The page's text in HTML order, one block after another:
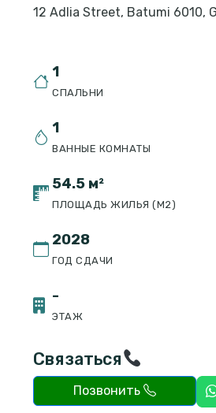
12 Adlia Street, Batumi 6010,
1
СПАЛЬНИ
1
ВАННЫЕ КОМНАТЫ
54.5 м²
ПЛОЩАДЬ ЖИЛЬЯ (М2)
2028
ГОД СДАЧИ
-
ЭТАЖ
Связаться
Позвонить